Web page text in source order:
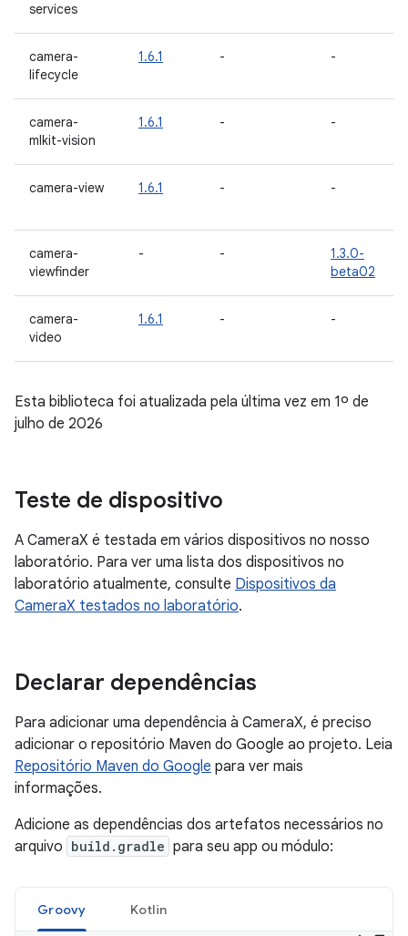
services
camera-
lifecycle
1.6.1 - -
camera-
mlkit-vision
1.6.1 - -
camera-view 1.6.1 - -
camera-
viewfinder
- -
1.3.0-
beta02
camera-
video
1.6.1 - -
Esta biblioteca foi atualizada pela última vez em 1º de
julho de 2026
Teste de dispositivo
A CameraX é testada em vários dispositivos no nosso
laboratório. Para ver uma lista dos dispositivos no
laboratório atualmente, consulte Dispositivos da
CameraX testados no laboratório.
Declarar dependências
Para adicionar uma dependência à CameraX, é preciso
adicionar o repositório Maven do Google ao projeto. Leia
Repositório Maven do Google para ver mais
informações.
Adicione as dependências dos artefatos necessários no
arquivo build.gradle para seu app ou módulo:
Groovy Kotlin